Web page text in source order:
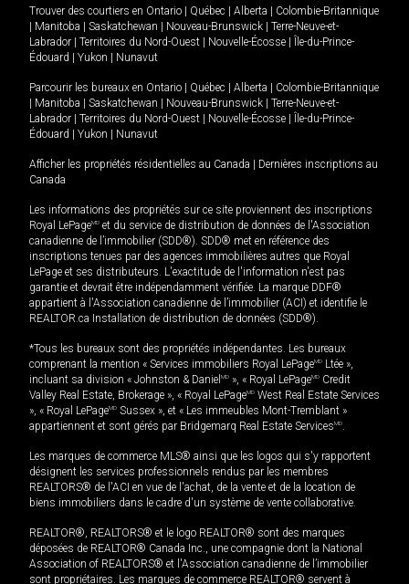
Trouver des courtiers en Ontario Québec Alberta
Colombie-Britannique
Manitoba Saskatchewan Nouveau-Brunswick
Terre-Neuve-et-
Labrador
Territoires du Nord-Ouest Nouvelle-Écosse
Île-du-Prince-
Édouard
Yukon Nunavut
Parcourir les bureaux en Ontario Québec Alberta
Colombie-Britannique
Manitoba Saskatchewan Nouveau-Brunswick
Terre-Neuve-et-
Labrador
Territoires du Nord-Ouest Nouvelle-Écosse
Île-du-Prince-
Édouard
Yukon Nunavut
Afficher les propriétés résidentielles au Canada
Dernières inscriptions au
Canada
Les informations des propriétés sur ce site proviennent des inscriptions
Royal LePageMD et du service de distribution de données de l'Association
canadienne de l’immobilier (SDD®). SDD® met en référence des
inscriptions tenues par des agences immobilières autres que Royal
LePage et ses distributeurs. L'exactitude de l'information n'est pas
garantie et devrait être indépendamment vérifiée. La marque DDF®
appartient à l'Association canadienne de l’immobilier (ACI) et identifie le
REALTOR.ca Installation de distribution de données (SDD®).
*Tous les bureaux sont des propriétés indépendantes. Les bureaux
comprenant la mention « Services immobiliers Royal LePageMD Ltée »,
incluant sa division « Johnston & Daniel MD », « Royal LePageMD Credit
Valley Real Estate, Brokerage », « Royal LePageMD West Real Estate Services
», « Royal LePageMD Sussex », et « Les immeubles Mont-Tremblant »
appartiennent et sont gérés par Bridgemarq Real Estate ServicesMD.
Les marques de commerce MLS® ainsi que les logos qui s'y rapportent
désignent les services professionnels rendus par les membres
REALTORS® de l'ACI en vue de l'achat, de la vente et de la location de
biens immobiliers dans le cadre d'un système de vente collaborative.
REALTOR®, REALTORS® et le logo REALTOR® sont des marques
déposées de REALTOR® Canada Inc., une compagnie dont la National
Association of REALTORS® et l'Association canadienne de l’immobilier
sont propriétaires. Les marques de commerce REALTOR® servent à